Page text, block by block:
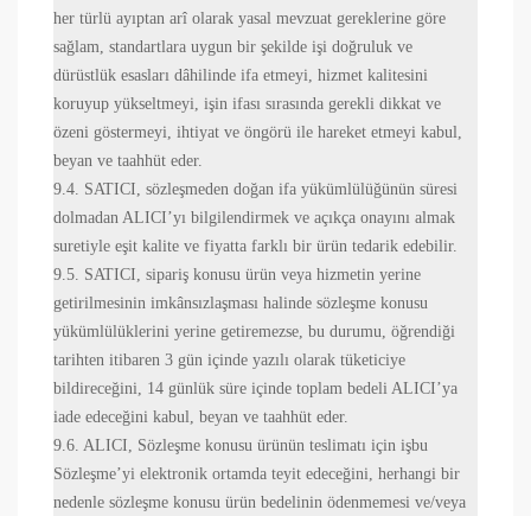
her türlü ayıptan arî olarak yasal mevzuat gereklerine göre
sağlam, standartlara uygun bir şekilde işi doğruluk ve
dürüstlük esasları dâhilinde ifa etmeyi, hizmet kalitesini
koruyup yükseltmeyi, işin ifası sırasında gerekli dikkat ve
özeni göstermeyi, ihtiyat ve öngörü ile hareket etmeyi kabul,
beyan ve taahhüt eder.
9.4. SATICI, sözleşmeden doğan ifa yükümlülüğünün süresi
dolmadan ALICI’yı bilgilendirmek ve açıkça onayını almak
suretiyle eşit kalite ve fiyatta farklı bir ürün tedarik edebilir.
9.5. SATICI, sipariş konusu ürün veya hizmetin yerine
getirilmesinin imkânsızlaşması halinde sözleşme konusu
yükümlülüklerini yerine getiremezse, bu durumu, öğrendiği
tarihten itibaren 3 gün içinde yazılı olarak tüketiciye
bildireceğini, 14 günlük süre içinde toplam bedeli ALICI’ya
iade edeceğini kabul, beyan ve taahhüt eder.
9.6. ALICI, Sözleşme konusu ürünün teslimatı için işbu
Sözleşme’yi elektronik ortamda teyit edeceğini, herhangi bir
nedenle sözleşme konusu ürün bedelinin ödenmemesi ve/veya